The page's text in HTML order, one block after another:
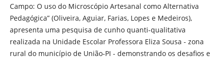
Campo: O uso do Microscópio Artesanal como Alternativa
Pedagógica” (Oliveira, Aguiar, Farias, Lopes e Medeiros),
apresenta uma pesquisa de cunho quanti-qualitativa
realizada na Unidade Escolar Professora Eliza Sousa - zona
rural do município de União-PI - demonstrando os desafios e